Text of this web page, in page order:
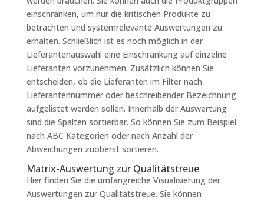
einschränken, um nur die kritischen Produkte zu
betrachten und systemrelevante Auswertungen zu
erhalten. Schließlich ist es noch möglich in der
Lieferantenauswahl eine Einschränkung auf einzelne
Lieferanten vorzunehmen. Zusätzlich können Sie
entscheiden, ob die Lieferanten im Filter nach
Lieferantennummer oder beschreibender Bezeichnung
aufgelistet werden sollen. Innerhalb der Auswertung
sind die Spalten sortierbar. So können Sie zum Beispiel
nach ABC Kategorien oder nach Anzahl der
Abweichungen zuoberst sortieren.
Matrix-Auswertung zur Qualitätstreue
Hier finden Sie die umfangreiche Visualisierung der
Auswertungen zur Qualitätstreue. Sie können